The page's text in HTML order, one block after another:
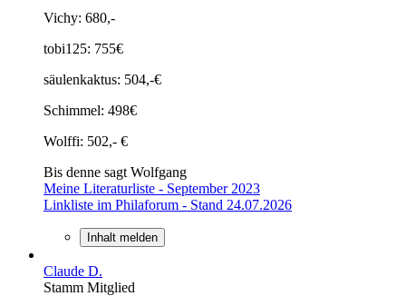
Vichy: 680,-
tobi125: 755€
säulenkaktus: 504,-€
Schimmel: 498€
Wolffi: 502,- €
Bis denne sagt Wolfgang
Meine Literaturliste - September 2023
Linkliste im Philaforum - Stand 24.07.2026
Inhalt melden
Claude D.
Stamm Mitglied